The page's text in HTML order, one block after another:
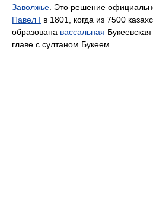
Заволжье . Это решение
Павел I в 1801, когда из 7500
образована вассальная
главе с султаном Букеем.